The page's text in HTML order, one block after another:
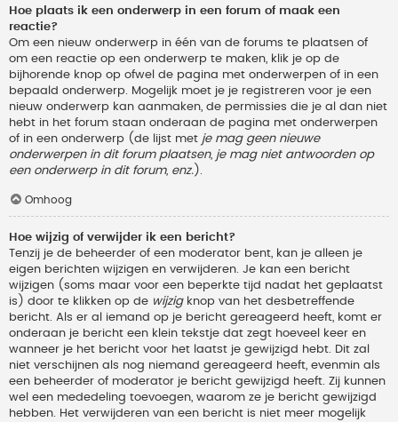
Hoe plaats ik een onderwerp in een forum of maak een
reactie?
Om een nieuw onderwerp in één van de forums te plaatsen of
om een reactie op een onderwerp te maken, klik je op de
bijhorende knop op ofwel de pagina met onderwerpen of in een
bepaald onderwerp. Mogelijk moet je je registreren voor je een
nieuw onderwerp kan aanmaken, de permissies die je al dan niet
hebt in het forum staan onderaan de pagina met onderwerpen
of in een onderwerp (de lijst met je mag geen nieuwe
onderwerpen in dit forum plaatsen, je mag niet antwoorden op
een onderwerp in dit forum, enz. ).
Omhoog
Hoe wijzig of verwijder ik een bericht?
Tenzij je de beheerder of een moderator bent, kan je alleen je
eigen berichten wijzigen en verwijderen. Je kan een bericht
wijzigen (soms maar voor een beperkte tijd nadat het geplaatst
is) door te klikken op de wijzigknop van het desbetreffende
bericht. Als er al iemand op je bericht gereageerd heeft, komt er
onderaan je bericht een klein tekstje dat zegt hoeveel keer en
wanneer je het bericht voor het laatst je gewijzigd hebt. Dit zal
niet verschijnen als nog niemand gereageerd heeft, evenmin als
een beheerder of moderator je bericht gewijzigd heeft. Zij kunnen
wel een mededeling toevoegen, waarom ze je bericht gewijzigd
hebben. Het verwijderen van een bericht is niet meer mogelijk